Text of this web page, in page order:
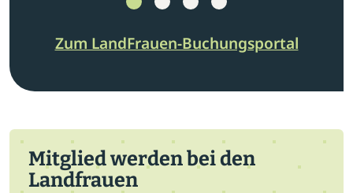
Zum LandFrauen-Buchungsportal
Mitglied werden bei den
Landfrauen